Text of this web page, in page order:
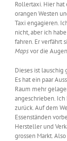
Rollertaxi. Hier
orangen Westen
Taxi engagieren.
nicht, aber ich
fahren. Er verfährt
Mapsvor die
Dieses ist
Es hat ein paar
Raum mehr
angeschrieben.
zurück. Auf dem
Essenständen
Hersteller und
grossen Markt.